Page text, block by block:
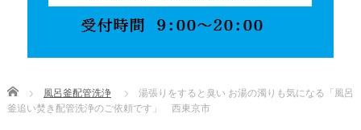
Home 風呂釜配管洗浄
湯張りをすると臭い お湯の濁りも気になる「風呂
釜追い焚き配管洗浄のご依頼です」 西東京市